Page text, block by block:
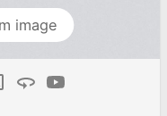
image